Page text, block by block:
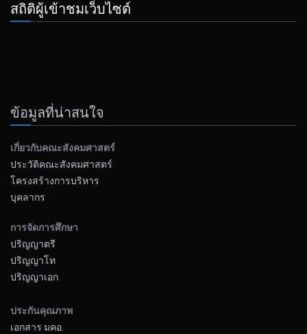
สถิติผู้เข้าชมเว็บไซต์
ข้อมูลที่น่าสนใจ
เกี่ยวกับคณะสังคมศาสตร์
ประวัติคณะสังคมศาสตร์
โครงสร้างการบริหาร
บุคลากร
การจัดการศึกษา
ปริญญาตรี
ปริญญาโท
ปริญญาเอก
ประกันคุณภาพ
เอกสาร มคอ.